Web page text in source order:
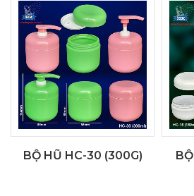
BỘ HŨ HC-30 (300G)